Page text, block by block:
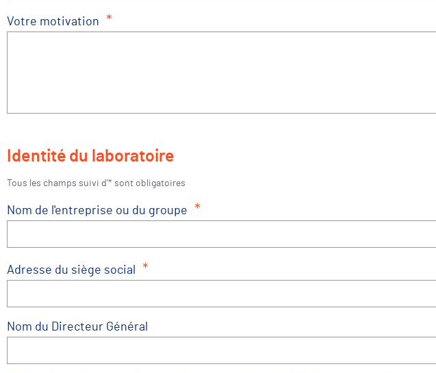
Votre motivation *
Identité du laboratoire
Tous les champs suivi d'* sont obligatoires
Nom de l'entreprise ou du groupe *
Adresse du siège social *
Nom du Directeur Général